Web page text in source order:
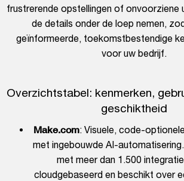
frustrerende opstellingen of onvoorziene
de details onder de loep nemen,
geïnformeerde, toekomstbestendige
voor uw bedrijf.
Overzichtstabel: kenmerken,
geschiktheid
Make.com: Visuele, code-
met ingebouwde AI-
met meer dan 1.500
cloudgebaseerd en beschikt over